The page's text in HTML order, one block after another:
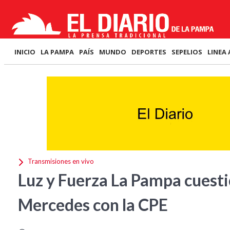
INICIO LA PAMPA PAÍS MUNDO DEPORTES SEPELIOS LINEA
Transmisiones en vivo
Luz y Fuerza La Pampa
Mercedes con la CPE